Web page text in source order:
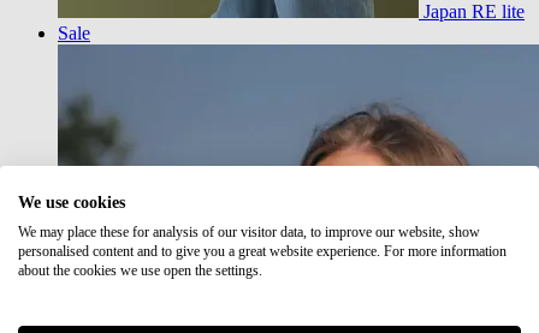
Japan RE lite
Sale
We use cookies
We may place these for analysis of our visitor data, to improve our website, show
personalised content and to give you a great website experience. For more information
about the cookies we use open the settings.